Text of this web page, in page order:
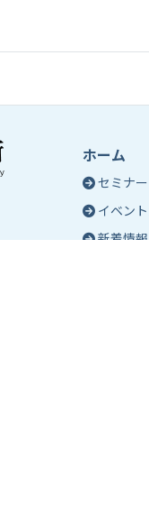
ホーム
セミナ
イベン
新着情報